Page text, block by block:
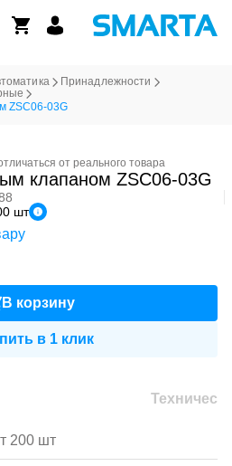
Принадлежности
ZSC06-03G
от реального товара
клапаном ZSC06-03G
шт
В корзину
в 1 клик
200 шт